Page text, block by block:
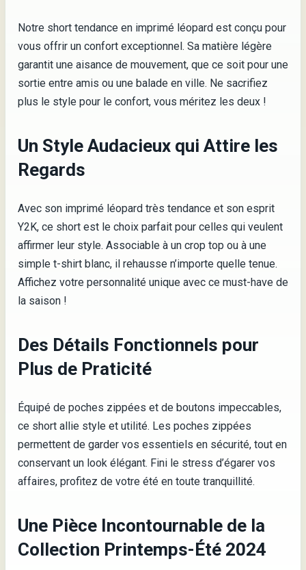
Notre short tendance en imprimé léopard est conçu pour
vous offrir un confort exceptionnel. Sa matière légère
garantit une aisance de mouvement, que ce soit pour une
sortie entre amis ou une balade en ville. Ne sacrifiez
plus le style pour le confort, vous méritez les deux !
Un Style Audacieux qui Attire les
Regards
Avec son imprimé léopard très tendance et son esprit
Y2K, ce short est le choix parfait pour celles qui veulent
affirmer leur style. Associable à un crop top ou à une
simple t-shirt blanc, il rehausse n’importe quelle tenue.
Affichez votre personnalité unique avec ce must-have de
la saison !
Des Détails Fonctionnels pour
Plus de Praticité
Équipé de poches zippées et de boutons impeccables,
ce short allie style et utilité. Les poches zippées
permettent de garder vos essentiels en sécurité, tout en
conservant un look élégant. Fini le stress d’égarer vos
affaires, profitez de votre été en toute tranquillité.
Une Pièce Incontournable de la
Collection Printemps-Été 2024